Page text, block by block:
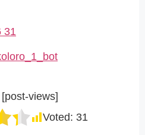
31
[post-views]
Voted: 31